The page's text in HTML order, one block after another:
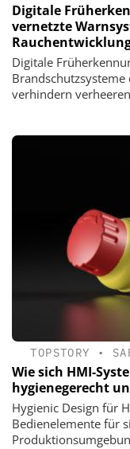
Digitale
vernetzte
Digitale
verhindern
TOPSTORY •
Wie sich HMI-
hygienegerecht
Hygienic Design für
Bedienelemente für